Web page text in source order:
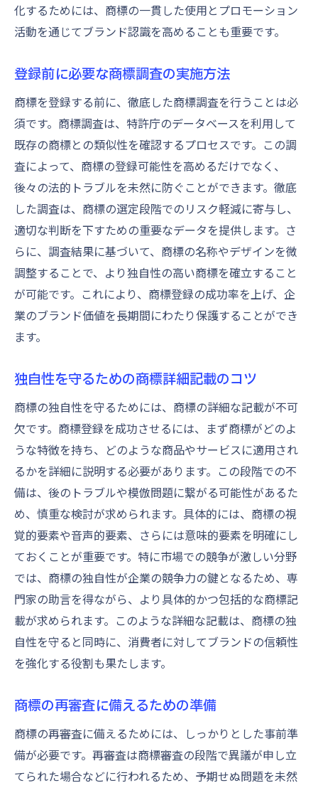
化するためには、商標の一貫した使用とプロモーション
活動を通じてブランド認識を高めることも重要です。
登録前に必要な商標調査の実施方法
商標を登録する前に、徹底した商標調査を行うことは必
須です。商標調査は、特許庁のデータベースを利用して
既存の商標との類似性を確認するプロセスです。この調
査によって、商標の登録可能性を高めるだけでなく、
後々の法的トラブルを未然に防ぐことができます。徹底
した調査は、商標の選定段階でのリスク軽減に寄与し、
適切な判断を下すための重要なデータを提供します。さ
らに、調査結果に基づいて、商標の名称やデザインを微
調整することで、より独自性の高い商標を確立すること
が可能です。これにより、商標登録の成功率を上げ、企
業のブランド価値を長期間にわたり保護することができ
ます。
独自性を守るための商標詳細記載のコツ
商標の独自性を守るためには、商標の詳細な記載が不可
欠です。商標登録を成功させるには、まず商標がどのよ
うな特徴を持ち、どのような商品やサービスに適用され
るかを詳細に説明する必要があります。この段階での不
備は、後のトラブルや模倣問題に繋がる可能性があるた
め、慎重な検討が求められます。具体的には、商標の視
覚的要素や音声的要素、さらには意味的要素を明確にし
ておくことが重要です。特に市場での競争が激しい分野
では、商標の独自性が企業の競争力の鍵となるため、専
門家の助言を得ながら、より具体的かつ包括的な商標記
載が求められます。このような詳細な記載は、商標の独
自性を守ると同時に、消費者に対してブランドの信頼性
を強化する役割も果たします。
商標の再審査に備えるための準備
商標の再審査に備えるためには、しっかりとした事前準
備が必要です。再審査は商標審査の段階で異議が申し立
てられた場合などに行われるため、予期せぬ問題を未然